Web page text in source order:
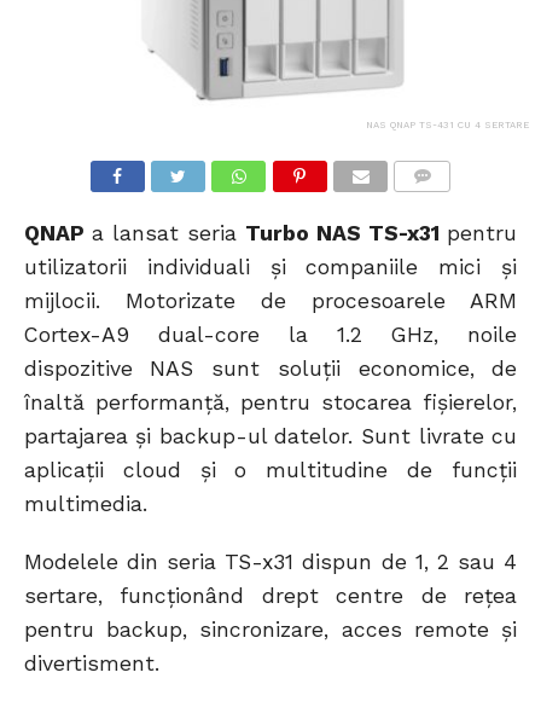
NAS QNAP TS-431 CU 4 SERTARE
QNAP a lansat seria Turbo NAS TS-x31 pentru
utilizatorii individuali și companiile mici și
mijlocii. Motorizate de procesoarele ARM
Cortex-A9 dual-core la 1.2 GHz, noile
dispozitive NAS sunt soluții economice, de
înaltă performanță, pentru stocarea fișierelor,
partajarea și backup-ul datelor. Sunt livrate cu
aplicații cloud și o multitudine de funcții
multimedia.
Modelele din seria TS-x31 dispun de 1, 2 sau 4
sertare, funcționând drept centre de rețea
pentru backup, sincronizare, acces remote și
divertisment.